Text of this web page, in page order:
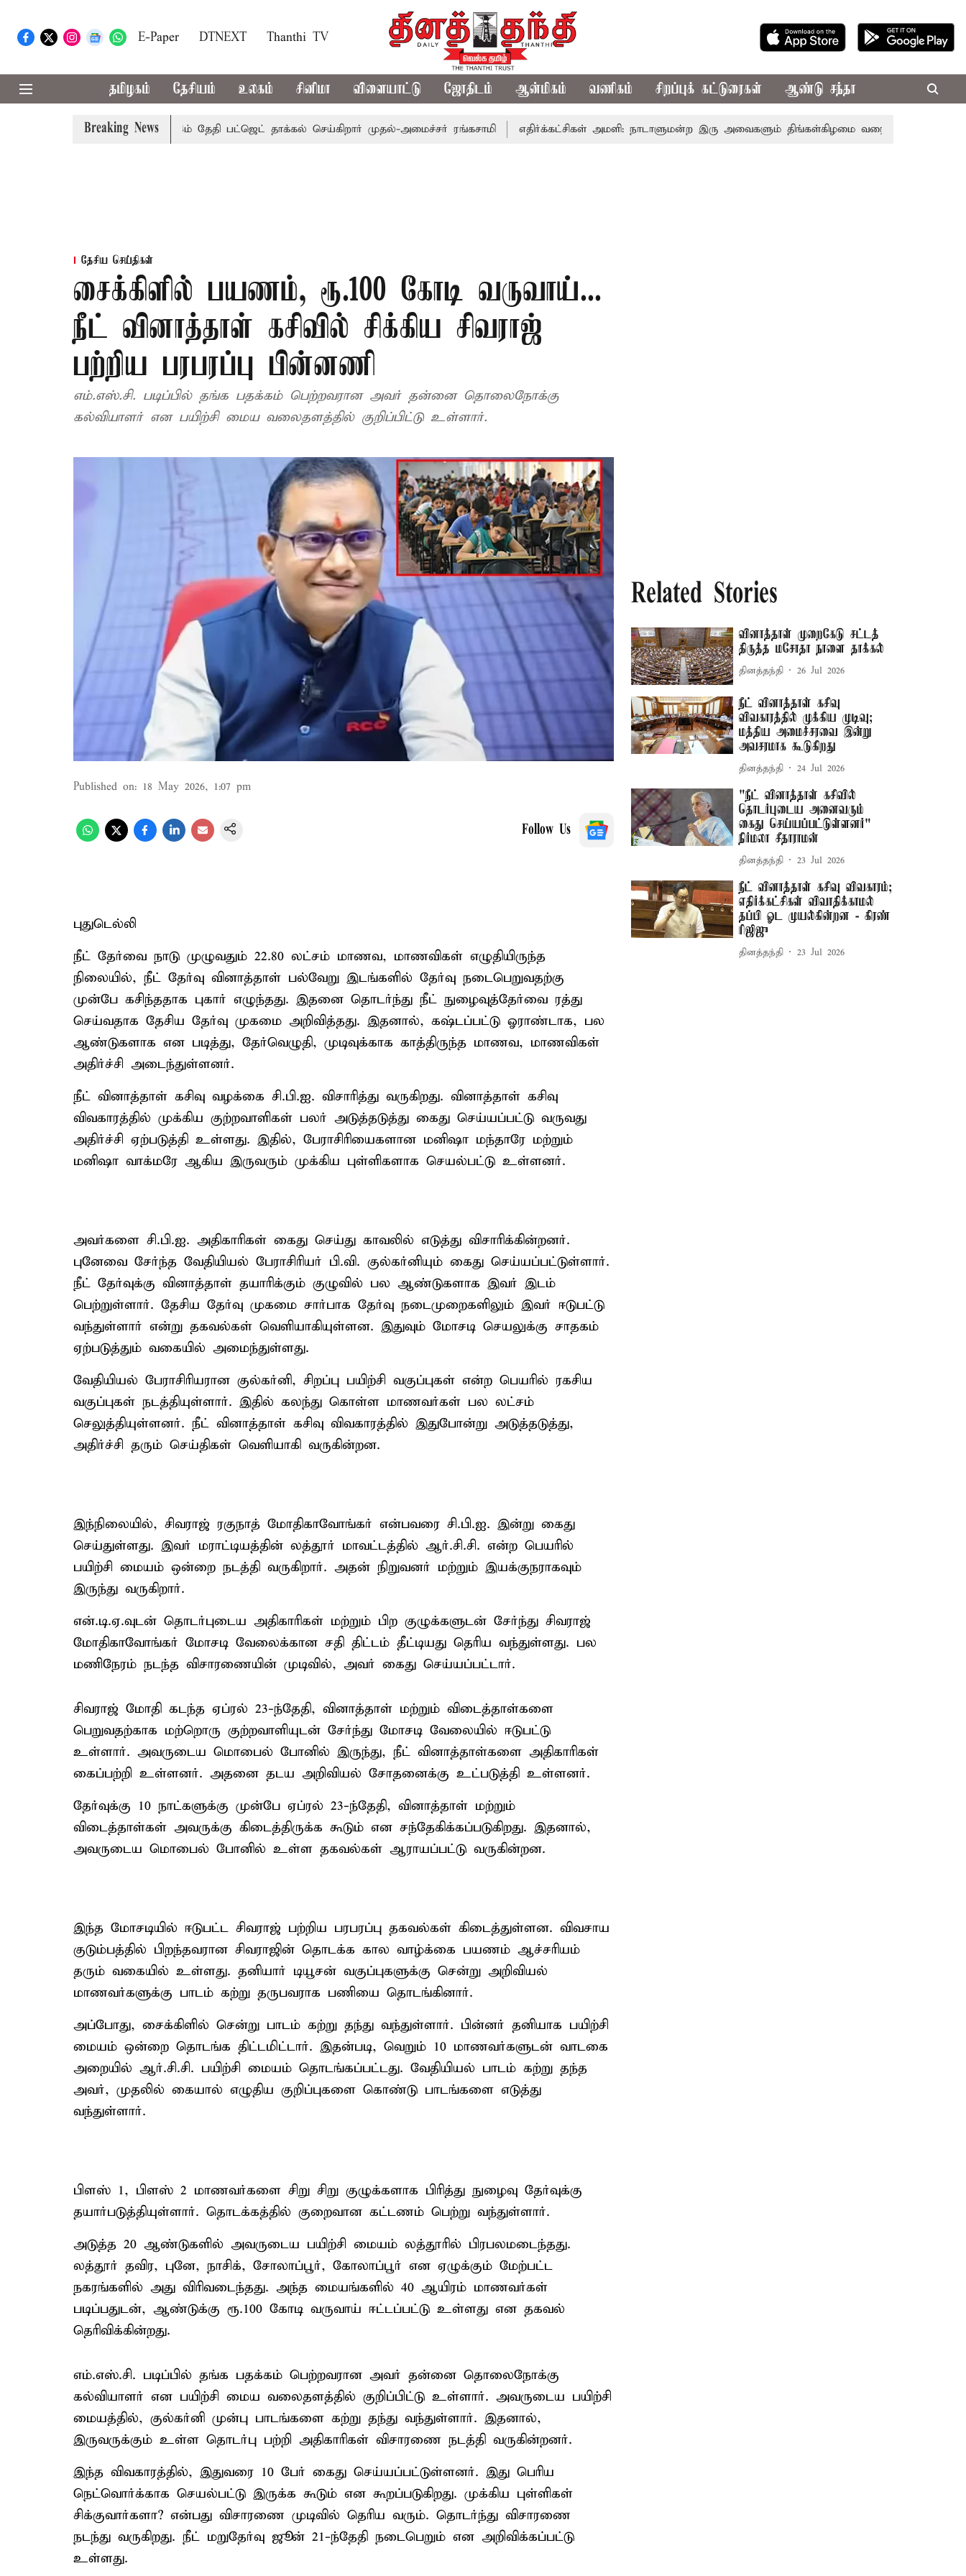
E-Paper DTNEXT Thanthi TV
தமிழகம் தேசியம் உலகம் சினிமா விளையாட்டு ஜோதிடம் ஆன்மிகம் வணிகம் சிறப்புக் கட்டுரைகள் ஆண்டு சந்தா
Breaking News
சட்டசபையில் வரும் 24ம் தேதி பட்ஜெட் தாக்கல் செய்கிறார் முதல்-அமைச்சர் ரங்கசாமி எதிர்க்கட்சிகள் அமளி: நாடாளுமன்ற இரு அவைகளும் திங்கள்கிழமை வரை ஒத்திவைப்பு
தேசிய செய்திகள்
சைக்கிளில் பயணம், ரூ.100 கோடி வருவாய்...
நீட் வினாத்தாள் கசிவில் சிக்கிய சிவராஜ்
பற்றிய பரபரப்பு பின்னணி
எம்.எஸ்.சி. படிப்பில் தங்க பதக்கம் பெற்றவரான அவர் தன்னை தொலைநோக்கு
கல்வியாளர் என பயிற்சி மைய வலைதளத்தில் குறிப்பிட்டு உள்ளார்.
Published on: 18 May 2026, 1:07 pm
Follow Us
புதுடெல்லி
நீட் தேர்வை நாடு முழுவதும் 22.80 லட்சம் மாணவ, மாணவிகள் எழுதியிருந்த
நிலையில், நீட் தேர்வு வினாத்தாள் பல்வேறு இடங்களில் தேர்வு நடைபெறுவதற்கு
முன்பே கசிந்ததாக புகார் எழுந்தது. இதனை தொடர்ந்து நீட் நுழைவுத்தேர்வை ரத்து
செய்வதாக தேசிய தேர்வு முகமை அறிவித்தது. இதனால், கஷ்டப்பட்டு ஓராண்டாக, பல
ஆண்டுகளாக என படித்து, தேர்வெழுதி, முடிவுக்காக காத்திருந்த மாணவ, மாணவிகள்
அதிர்ச்சி அடைந்துள்ளனர்.
நீட் வினாத்தாள் கசிவு வழக்கை சி.பி.ஐ. விசாரித்து வருகிறது. வினாத்தாள் கசிவு
விவகாரத்தில் முக்கிய குற்றவாளிகள் பலர் அடுத்தடுத்து கைது செய்யப்பட்டு வருவது
அதிர்ச்சி ஏற்படுத்தி உள்ளது. இதில், பேராசிரியைகளான மனிஷா மந்தாரே மற்றும்
மனிஷா வாக்மரே ஆகிய இருவரும் முக்கிய புள்ளிகளாக செயல்பட்டு உள்ளனர்.
அவர்களை சி.பி.ஐ. அதிகாரிகள் கைது செய்து காவலில் எடுத்து விசாரிக்கின்றனர்.
புனேவை சேர்ந்த வேதியியல் பேராசிரியர் பி.வி. குல்கர்னியும் கைது செய்யப்பட்டுள்ளார்.
நீட் தேர்வுக்கு வினாத்தாள் தயாரிக்கும் குழுவில் பல ஆண்டுகளாக இவர் இடம்
பெற்றுள்ளார். தேசிய தேர்வு முகமை சார்பாக தேர்வு நடைமுறைகளிலும் இவர் ஈடுபட்டு
வந்துள்ளார் என்று தகவல்கள் வெளியாகியுள்ளன. இதுவும் மோசடி செயலுக்கு சாதகம்
ஏற்படுத்தும் வகையில் அமைந்துள்ளது.
வேதியியல் பேராசிரியரான குல்கர்னி, சிறப்பு பயிற்சி வகுப்புகள் என்ற பெயரில் ரகசிய
வகுப்புகள் நடத்தியுள்ளார். இதில் கலந்து கொள்ள மாணவர்கள் பல லட்சம்
செலுத்தியுள்ளனர். நீட் வினாத்தாள் கசிவு விவகாரத்தில் இதுபோன்று அடுத்தடுத்து,
அதிர்ச்சி தரும் செய்திகள் வெளியாகி வருகின்றன.
இந்நிலையில், சிவராஜ் ரகுநாத் மோதிகாவோங்கர் என்பவரை சி.பி.ஐ. இன்று கைது
செய்துள்ளது. இவர் மராட்டியத்தின் லத்தூர் மாவட்டத்தில் ஆர்.சி.சி. என்ற பெயரில்
பயிற்சி மையம் ஒன்றை நடத்தி வருகிறார். அதன் நிறுவனர் மற்றும் இயக்குநராகவும்
இருந்து வருகிறார்.
என்.டி.ஏ.வுடன் தொடர்புடைய அதிகாரிகள் மற்றும் பிற குழுக்களுடன் சேர்ந்து சிவராஜ்
மோதிகாவோங்கர் மோசடி வேலைக்கான சதி திட்டம் தீட்டியது தெரிய வந்துள்ளது. பல
மணிநேரம் நடந்த விசாரணையின் முடிவில், அவர் கைது செய்யப்பட்டார்.
சிவராஜ் மோதி கடந்த ஏப்ரல் 23-ந்தேதி, வினாத்தாள் மற்றும் விடைத்தாள்களை
பெறுவதற்காக மற்றொரு குற்றவாளியுடன் சேர்ந்து மோசடி வேலையில் ஈடுபட்டு
உள்ளார். அவருடைய மொபைல் போனில் இருந்து, நீட் வினாத்தாள்களை அதிகாரிகள்
கைப்பற்றி உள்ளனர். அதனை தடய அறிவியல் சோதனைக்கு உட்படுத்தி உள்ளனர்.
தேர்வுக்கு 10 நாட்களுக்கு முன்பே ஏப்ரல் 23-ந்தேதி, வினாத்தாள் மற்றும்
விடைத்தாள்கள் அவருக்கு கிடைத்திருக்க கூடும் என சந்தேகிக்கப்படுகிறது. இதனால்,
அவருடைய மொபைல் போனில் உள்ள தகவல்கள் ஆராயப்பட்டு வருகின்றன.
இந்த மோசடியில் ஈடுபட்ட சிவராஜ் பற்றிய பரபரப்பு தகவல்கள் கிடைத்துள்ளன. விவசாய
குடும்பத்தில் பிறந்தவரான சிவராஜின் தொடக்க கால வாழ்க்கை பயணம் ஆச்சரியம்
தரும் வகையில் உள்ளது. தனியார் டியூசன் வகுப்புகளுக்கு சென்று அறிவியல்
மாணவர்களுக்கு பாடம் கற்று தருபவராக பணியை தொடங்கினார்.
அப்போது, சைக்கிளில் சென்று பாடம் கற்று தந்து வந்துள்ளார். பின்னர் தனியாக பயிற்சி
மையம் ஒன்றை தொடங்க திட்டமிட்டார். இதன்படி, வெறும் 10 மாணவர்களுடன் வாடகை
அறையில் ஆர்.சி.சி. பயிற்சி மையம் தொடங்கப்பட்டது. வேதியியல் பாடம் கற்று தந்த
அவர், முதலில் கையால் எழுதிய குறிப்புகளை கொண்டு பாடங்களை எடுத்து
வந்துள்ளார்.
பிளஸ் 1, பிளஸ் 2 மாணவர்களை சிறு சிறு குழுக்களாக பிரித்து நுழைவு தேர்வுக்கு
தயார்படுத்தியுள்ளார். தொடக்கத்தில் குறைவான கட்டணம் பெற்று வந்துள்ளார்.
அடுத்த 20 ஆண்டுகளில் அவருடைய பயிற்சி மையம் லத்தூரில் பிரபலமடைந்தது.
லத்தூர் தவிர, புனே, நாசிக், சோலாப்பூர், கோலாப்பூர் என ஏழுக்கும் மேற்பட்ட
நகரங்களில் அது விரிவடைந்தது. அந்த மையங்களில் 40 ஆயிரம் மாணவர்கள்
படிப்பதுடன், ஆண்டுக்கு ரூ.100 கோடி வருவாய் ஈட்டப்பட்டு உள்ளது என தகவல்
தெரிவிக்கின்றது.
எம்.எஸ்.சி. படிப்பில் தங்க பதக்கம் பெற்றவரான அவர் தன்னை தொலைநோக்கு
கல்வியாளர் என பயிற்சி மைய வலைதளத்தில் குறிப்பிட்டு உள்ளார். அவருடைய பயிற்சி
மையத்தில், குல்கர்னி முன்பு பாடங்களை கற்று தந்து வந்துள்ளார். இதனால்,
இருவருக்கும் உள்ள தொடர்பு பற்றி அதிகாரிகள் விசாரணை நடத்தி வருகின்றனர்.
இந்த விவகாரத்தில், இதுவரை 10 பேர் கைது செய்யப்பட்டுள்ளனர். இது பெரிய
நெட்வொர்க்காக செயல்பட்டு இருக்க கூடும் என கூறப்படுகிறது. முக்கிய புள்ளிகள்
சிக்குவார்களா? என்பது விசாரணை முடிவில் தெரிய வரும். தொடர்ந்து விசாரணை
நடந்து வருகிறது. நீட் மறுதேர்வு ஜூன் 21-ந்தேதி நடைபெறும் என அறிவிக்கப்பட்டு
உள்ளது.
Related Stories
வினாத்தாள் முறைகேடு சட்டத்
திருத்த மசோதா நாளை தாக்கல்
தினத்தந்தி 26 Jul 2026
நீட் வினாத்தாள் கசிவு
விவகாரத்தில் முக்கிய முடிவு;
மத்திய அமைச்சரவை இன்று
அவசரமாக கூடுகிறது
தினத்தந்தி 24 Jul 2026
"நீட் வினாத்தாள் கசிவில்
தொடர்புடைய அனைவரும்
கைது செய்யப்பட்டுள்ளனர்" –
நிர்மலா சீதாராமன்
தினத்தந்தி 23 Jul 2026
நீட் வினாத்தாள் கசிவு விவகாரம்;
எதிர்க்கட்சிகள் விவாதிக்காமல்
தப்பி ஓட முயல்கின்றன - கிரண்
ரிஜிஜு
தினத்தந்தி 23 Jul 2026